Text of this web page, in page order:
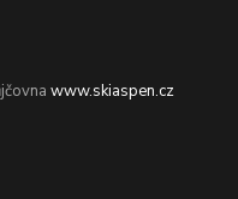
www.skiaspen.cz